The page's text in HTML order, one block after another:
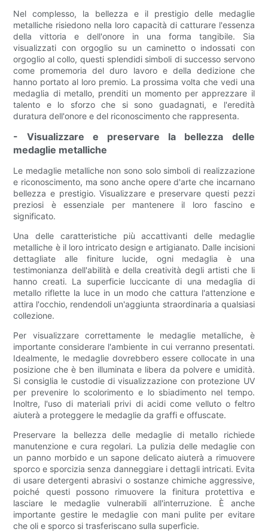
Nel complesso, la bellezza e il prestigio delle medaglie
metalliche risiedono nella loro capacità di catturare l'essenza
della vittoria e dell'onore in una forma tangibile. Sia
visualizzati con orgoglio su un caminetto o indossati con
orgoglio al collo, questi splendidi simboli di successo servono
come promemoria del duro lavoro e della dedizione che
hanno portato al loro premio. La prossima volta che vedi una
medaglia di metallo, prenditi un momento per apprezzare il
talento e lo sforzo che si sono guadagnati, e l'eredità
duratura dell'onore e del riconoscimento che rappresenta.
- Visualizzare e preservare la bellezza delle
medaglie metalliche
Le medaglie metalliche non sono solo simboli di realizzazione
e riconoscimento, ma sono anche opere d'arte che incarnano
bellezza e prestigio. Visualizzare e preservare questi pezzi
preziosi è essenziale per mantenere il loro fascino e
significato.
Una delle caratteristiche più accattivanti delle medaglie
metalliche è il loro intricato design e artigianato. Dalle incisioni
dettagliate alle finiture lucide, ogni medaglia è una
testimonianza dell'abilità e della creatività degli artisti che li
hanno creati. La superficie luccicante di una medaglia di
metallo riflette la luce in un modo che cattura l'attenzione e
attira l'occhio, rendendoli un'aggiunta straordinaria a qualsiasi
collezione.
Per visualizzare correttamente le medaglie metalliche, è
importante considerare l'ambiente in cui verranno presentati.
Idealmente, le medaglie dovrebbero essere collocate in una
posizione che è ben illuminata e libera da polvere e umidità.
Si consiglia le custodie di visualizzazione con protezione UV
per prevenire lo scolorimento e lo sbiadimento nel tempo.
Inoltre, l'uso di materiali privi di acidi come velluto o feltro
aiuterà a proteggere le medaglie da graffi e offuscate.
Preservare la bellezza delle medaglie di metallo richiede
manutenzione e cura regolari. La pulizia delle medaglie con
un panno morbido e un sapone delicato aiuterà a rimuovere
sporco e sporcizia senza danneggiare i dettagli intricati. Evita
di usare detergenti abrasivi o sostanze chimiche aggressive,
poiché questi possono rimuovere la finitura protettiva e
lasciare le medaglie vulnerabili all'interruzione. È anche
importante gestire le medaglie con mani pulite per evitare
che oli e sporco si trasferiscano sulla superficie.